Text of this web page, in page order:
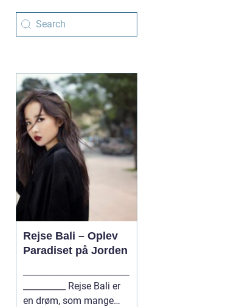
Rejse Bali – Oplev
Paradiset på Jorden
en drøm, som mange